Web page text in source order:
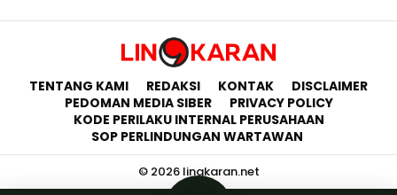
TENTANG KAMI REDAKSI KONTAK
DISCLAIMER
PEDOMAN MEDIA SIBER
PRIVACY POLICY
KODE PERILAKU INTERNAL PERUSAHAAN
SOP PERLINDUNGAN WARTAWAN
© 2026 lingkaran.net